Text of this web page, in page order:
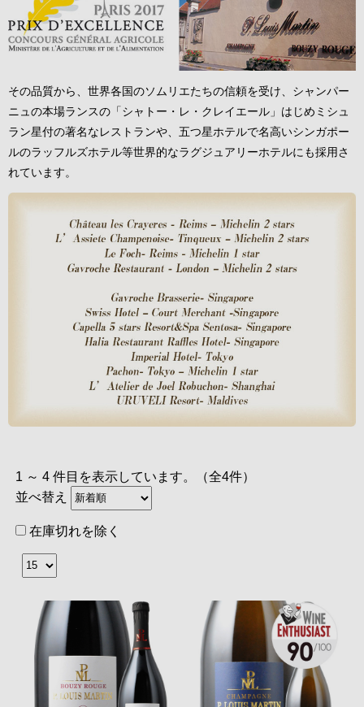
その品質から、世界各国のソムリエたちの信頼を受け、シャンパー
ニュの本場ランスの「シャトー・レ・クレイエール」はじめミシュ
ラン星付の著名なレストランや、五つ星ホテルで名高いシンガポー
ルのラッフルズホテル等世界的なラグジュアリーホテルにも採用さ
れています。
1 ～ 4 件目を表示しています。（全4件）
並べ替え
在庫切れを除く